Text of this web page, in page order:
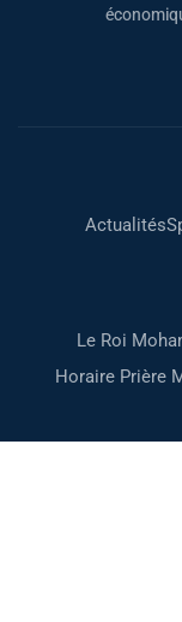
Actualités
Le Roi
Horaire Prière